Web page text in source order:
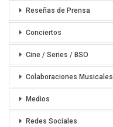
Reseñas de Prensa
Conciertos
Cine / Series / BSO
Colaboraciones Musicales
Medios
Redes Sociales